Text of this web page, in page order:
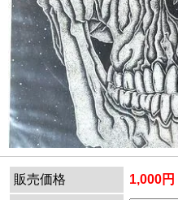
販売価格 1,000円